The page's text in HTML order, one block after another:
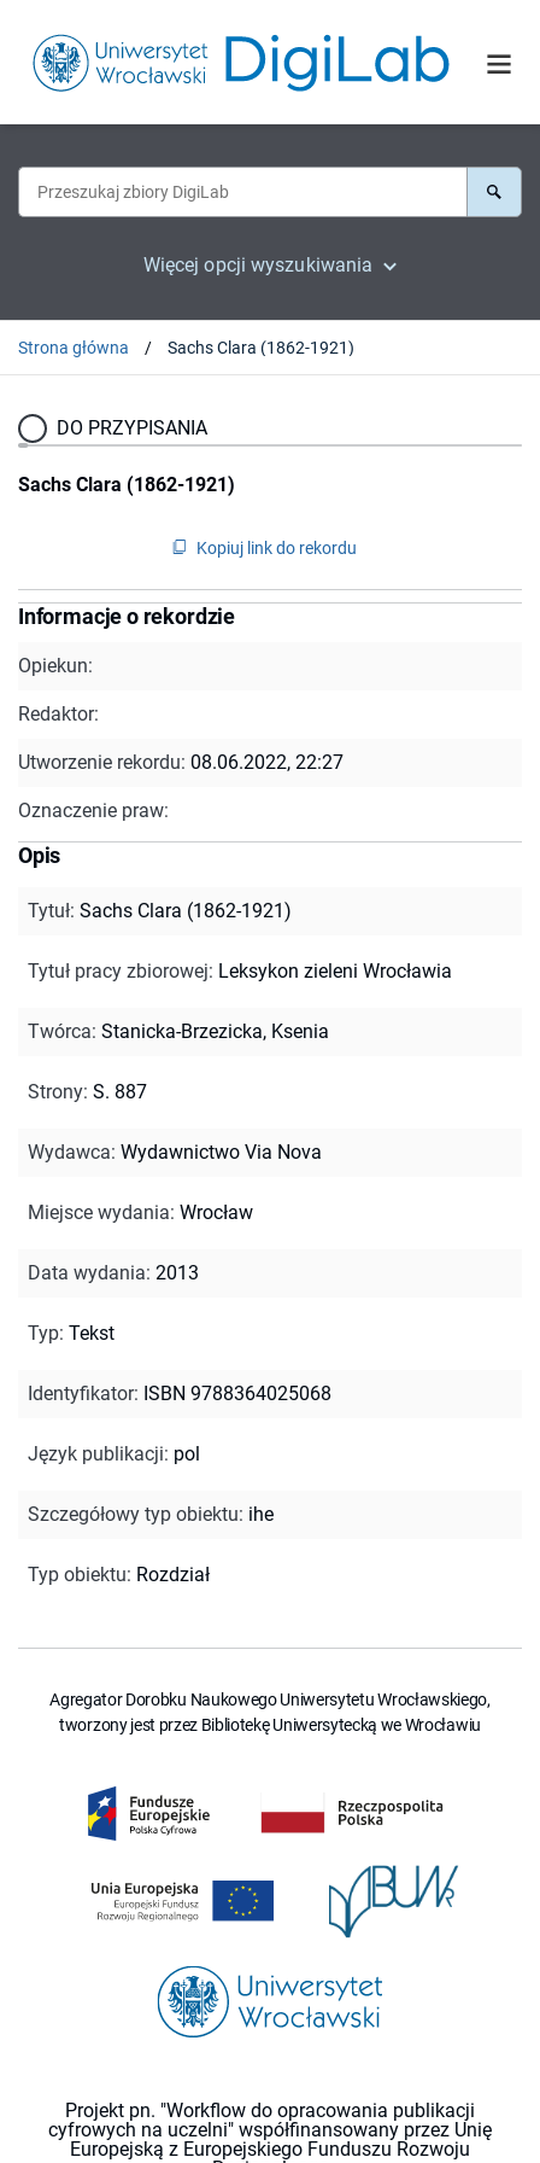
Więcej opcji wyszukiwania
Strona główna Sachs Clara (1862-1921)
DO PRZYPISANIA
Sachs Clara (1862-1921)
Kopiuj link do rekordu
Informacje o rekordzie
Opiekun:
Redaktor:
Utworzenie rekordu: 08.06.2022, 22:27
Oznaczenie praw:
Opis
Tytuł: Sachs Clara (1862-1921)
Tytuł pracy zbiorowej: Leksykon zieleni Wrocławia
Twórca: Stanicka-Brzezicka, Ksenia
Strony: S. 887
Wydawca: Wydawnictwo Via Nova
Miejsce wydania: Wrocław
Data wydania: 2013
Typ: Tekst
Identyfikator: ISBN 9788364025068
Język publikacji: pol
Szczegółowy typ obiektu: ihe
Typ obiektu: Rozdział
Agregator Dorobku Naukowego Uniwersytetu Wrocławskiego,
tworzony jest przez Bibliotekę Uniwersytecką we Wrocławiu
Projekt pn. "Workflow do opracowania publikacji
cyfrowych na uczelni" współfinansowany przez Unię
Europejską z Europejskiego Funduszu Rozwoju